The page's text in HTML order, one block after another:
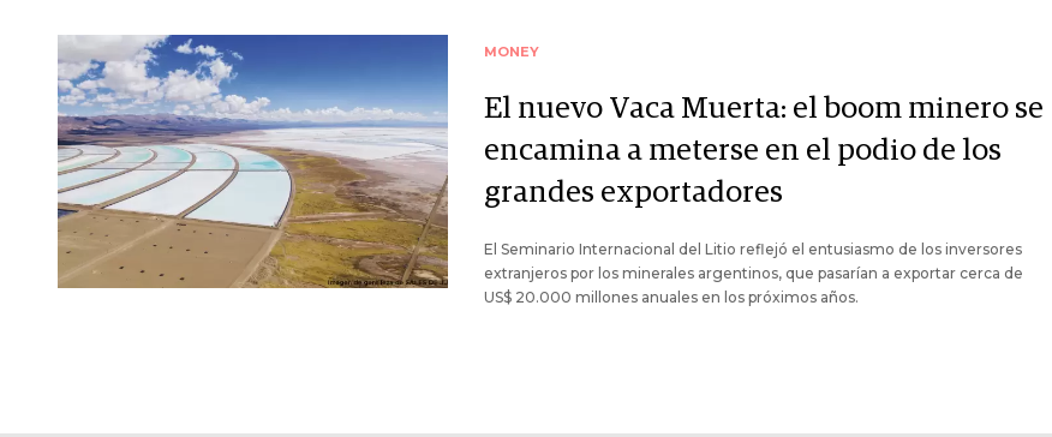
MONEY
El nuevo Vaca Muerta: el boom minero se
encamina a meterse en el podio de los
grandes exportadores
El Seminario Internacional del Litio reflejó el entusiasmo de los inversores
extranjeros por los minerales argentinos, que pasarían a exportar cerca de
US$ 20.000 millones anuales en los próximos años.